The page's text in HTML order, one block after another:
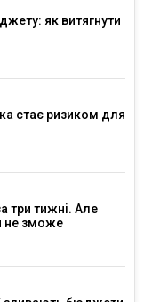
як витягнути
стає ризиком для
три тижні. Але
не зможе